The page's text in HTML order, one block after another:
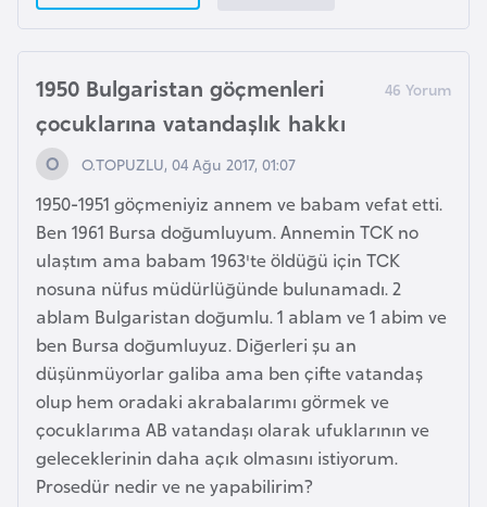
1950 Bulgaristan göçmenleri
çocuklarına vatandaşlık hakkı
O.TOPUZLU, 04 Ağu 2017, 01:07
1950-1951 göçmeniyiz annem ve babam vefat etti.
Ben 1961 Bursa doğumluyum. Annemin TCK no
ulaştım ama babam 1963'te öldüğü için TCK
nosuna nüfus müdürlüğünde bulunamadı. 2
ablam Bulgaristan doğumlu. 1 ablam ve 1 abim ve
ben Bursa doğumluyuz. Diğerleri şu an
düşünmüyorlar galiba ama ben çifte vatandaş
olup hem oradaki akrabalarımı görmek ve
çocuklarıma AB vatandaşı olarak ufuklarının ve
geleceklerinin daha açık olmasını istiyorum.
Prosedür nedir ve ne yapabilirim?
g
a
i
s
t
a
n
E
r
m
e
n
i
s
t
a